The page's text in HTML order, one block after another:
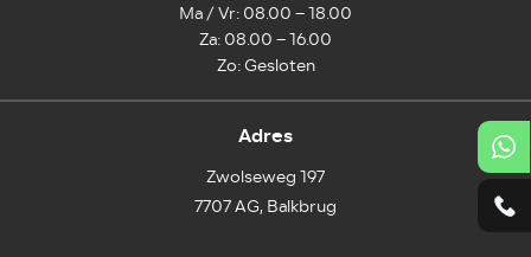
Ma / Vr: 08.00 – 18.00
Za: 08.00 – 16.00
Zo: Gesloten
Adres
Zwolseweg 197
7707 AG, Balkbrug